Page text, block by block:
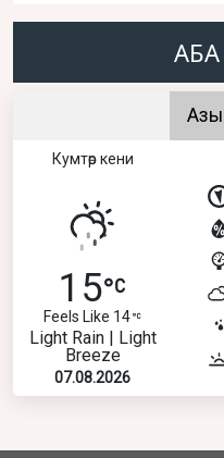
Кумтөр кени
15
Feels Like 14
Light Rain | Light
Breeze
07.08.2026